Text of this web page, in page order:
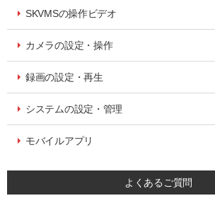
SKVMSの操作ビデオ
カメラの設定・操作
録画の設定・再生
システムの設定・管理
モバイルアプリ
よくあるご質問